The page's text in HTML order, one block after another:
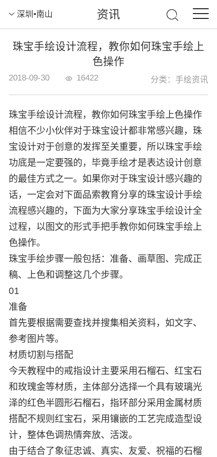
深圳•南山 资讯
珠宝手绘设计流程，教你如何珠宝手绘上
色操作
2018-09-30 16422 分类：手绘资讯
珠宝手绘设计流程，教你如何珠宝手绘上色操作
相信不少小伙伴对于珠宝设计都非常感兴趣，珠
宝设计对于创意的发挥至关重要，所以珠宝手绘
功底是一定要强的，毕竟手绘才是表达设计创意
的最佳方式之一。如果你对于珠宝设计感兴趣的
话，一定会对下面品索教育分享的珠宝设计手绘
流程感兴趣的，下面为大家分享珠宝手绘设计全
过程，以图文的形式手把手教你如何珠宝手绘上
色操作。
珠宝手绘步骤一般包括：准备、画草图、完成正
稿、上色和调整这几个步骤。
01
准备
首先要根据需要查找并搜集相关资料，如文字、
参考图片等。
材质切割与搭配
今天教程中的戒指设计主要采用石榴石、红宝石
和玫瑰金等材质，主体部分选择一个具有玻璃光
泽的红色半圆形石榴石，指环部分采用金属材质
搭配不规则红宝石，采用镶嵌的工艺完成造型设
计，整体色调热情奔放、活泼。
由于结合了象征忠诚、真实、友爱、祝福的石榴